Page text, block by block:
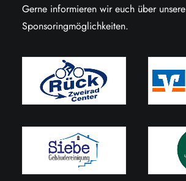
Gerne informieren wir euch über unsere
Sponsoringmöglichkeiten.